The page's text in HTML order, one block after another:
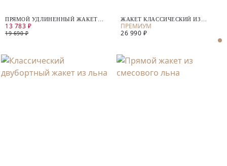
ПРЯМОЙ УДЛИНЕННЫЙ ЖАКЕТ
БЕЗ ЗАСТЕЖКИ
13 783 ₽
19 690 ₽
ЖАКЕТ КЛАCСИЧЕСКИЙ ИЗ
ХЛОПКА И ЛЬНА
26 990 ₽